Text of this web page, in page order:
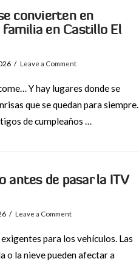
convierten en
en Castillo El
Leave a Comment
Y hay lugares donde se
que se quedan para siempre.
de cumpleaños …
antes de pasar la ITV
Leave a Comment
para los vehículos. Las
o la nieve pueden afectar a